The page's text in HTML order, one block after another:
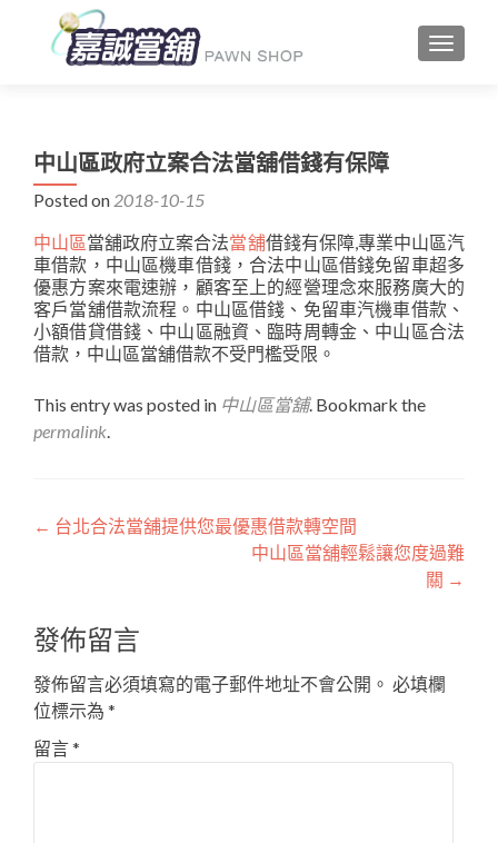
中山區政府立案合法當舖借錢有保障
Posted on 2018-10-15
中山區當舖政府立案合法當舖借錢有保障,專業中山區汽
車借款，中山區機車借錢，合法中山區借錢免留車超多
優惠方案來電速辦，顧客至上的經營理念來服務廣大的
客戶當舖借款流程。中山區借錢、免留車汽機車借款、
小額借貸借錢、中山區融資、臨時周轉金、中山區合法
借款，中山區當舖借款不受門檻受限。
This entry was posted in 中山區當舖. Bookmark the
permalink.
文
覽
← 台北合法當舖提供您最優惠借款轉空間
中山區當舖輕鬆讓您度過難
關 →
發佈留言
發佈留言必須填寫的電子郵件地址不會公開。 必填欄
位標示為 *
留言*